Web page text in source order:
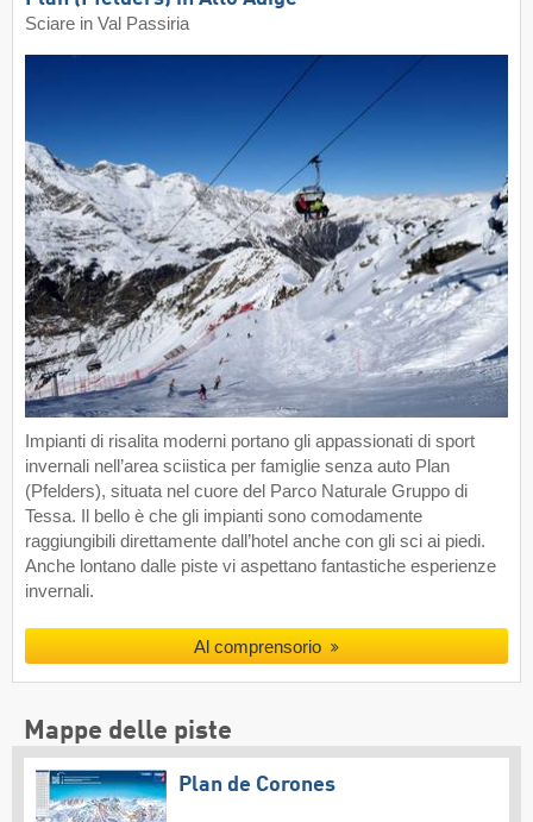
Sciare in Val Passiria
Impianti di risalita moderni portano gli appassionati di sport
invernali nell’area sciistica per famiglie senza auto Plan
(Pfelders), situata nel cuore del Parco Naturale Gruppo di
Tessa. Il bello è che gli impianti sono comodamente
raggiungibili direttamente dall’hotel anche con gli sci ai piedi.
Anche lontano dalle piste vi aspettano fantastiche esperienze
invernali.
Al comprensorio
Mappe delle piste
Plan de Corones